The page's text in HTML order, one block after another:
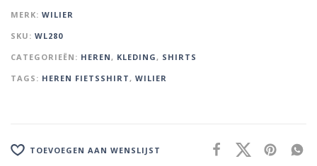
MERK: WILIER
SKU: WL280
CATEGORIEËN: HEREN , KLEDING , SHIRTS
TAGS: HEREN FIETSSHIRT , WILIER
TOEVOEGEN AAN WENSLIJST